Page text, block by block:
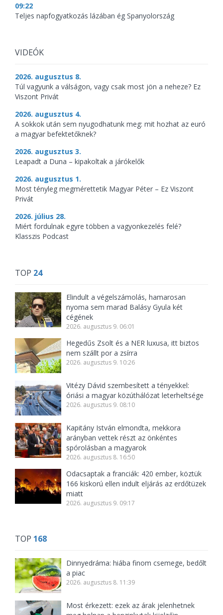
09:22
Teljes napfogyatkozás lázában ég Spanyolország
VIDEÓK
2026. augusztus 8.
Túl vagyunk a válságon, vagy csak most jön a neheze? Ez
Viszont Privát
2026. augusztus 4.
A sokkok után sem nyugodhatunk meg: mit hozhat az euró
a magyar befektetőknek?
2026. augusztus 3.
Leapadt a Duna – kipakoltak a járókelők
2026. augusztus 1.
Most tényleg megmérettetik Magyar Péter – Ez Viszont
Privát
2026. július 28.
Miért fordulnak egyre többen a vagyonkezelés felé?
Klasszis Podcast
TOP 24
Elindult a végelszámolás, hamarosan
nyoma sem marad Balásy Gyula két
cégének
2026. augusztus 9. 06:01
Hegedűs Zsolt és a NER luxusa, itt biztos
nem szállt por a zsírra
2026. augusztus 9. 10:26
Vitézy Dávid szembesített a tényekkel:
óriási a magyar közúthálózat leterheltsége
2026. augusztus 9. 08:10
Kapitány István elmondta, mekkora
arányban vettek részt az önkéntes
spórolásban a magyarok
2026. augusztus 8. 16:50
Odacsaptak a franciák: 420 ember, köztük
166 kiskorú ellen indult eljárás az erdőtüzek
miatt
2026. augusztus 9. 09:17
TOP 168
Dinnyedráma: hiába finom csemege, bedőlt
a piac
2026. augusztus 8. 11:39
Most érkezett: ezek az árak jelenhetnek